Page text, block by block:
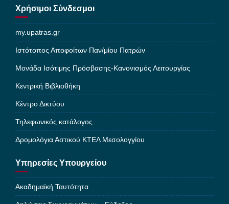
Χρήσιμοι Σύνδεσμοι
my.upatras.gr
Ιστότοπος Αποφοίτων Παν/μίου Πατρών
Μονάδα Ισότιμης Πρόσβασης-Κανονισμός Λειτουργίας
Κεντρική Βιβλιοθήκη
Κέντρο Δικτύου
Τηλεφωνικός κατάλογος
Δρομολόγια Αστικού ΚΤΕΛ Μεσολογγίου
Υπηρεσίες Υπουργείου
Ακαδημαϊκή Ταυτότητα